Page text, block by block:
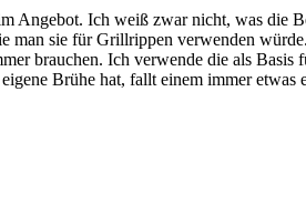
Angebot. Ich weiß zwar nicht, was die
man sie für Grillrippen verwenden
brauchen. Ich verwende die als
Brühe hat, fallt einem immer